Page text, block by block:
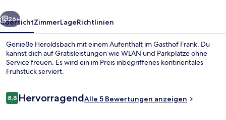
Weiter
26+
ÜbersichtZimmerLageRichtlinien
Genieße Heroldsbach mit einem Aufenthalt im Gasthof Frank. Du
kannst dich auf Gratisleistungen wie WLAN und Parkplätze ohne
Service freuen. Es wird ein im Preis inbegriffenes kontinentales
Frühstück serviert.
Bewertungen
8,88,8 von 10.
HervorragendAlle 5 Bewertungen anzeigen